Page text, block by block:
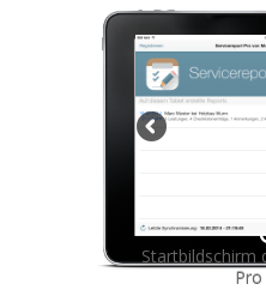
Startbildschirm
Pro